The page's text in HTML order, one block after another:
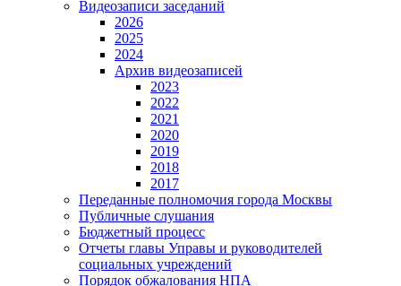
Видеозаписи заседаний
2026
2025
2024
Архив видеозаписей
2023
2022
2021
2020
2019
2018
2017
Переданные полномочия города Москвы
Публичные слушания
Бюджетный процесс
Отчеты главы Управы и руководителей
социальных учреждений
Порядок обжалования НПА